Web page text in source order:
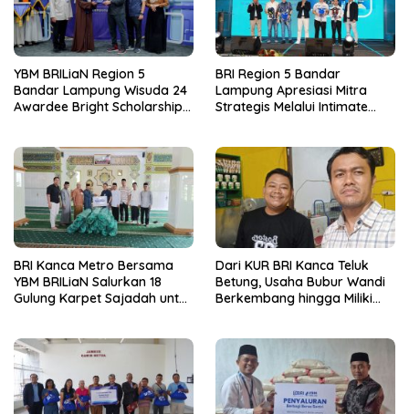
YBM BRILiaN Region 5
Bandar Lampung Wisuda 24
Awardee Bright Scholarship
BRI Region 5 Bandar
Lampung Apresiasi Mitra
Strategis Melalui Intimate
Ride
BRI Kanca Metro Bersama
YBM BRILiaN Salurkan 18
Gulung Karpet Sajadah untuk
Dari KUR BRI Kanca Teluk
Betung, Usaha Bubur Wandi
Berkembang hingga Miliki